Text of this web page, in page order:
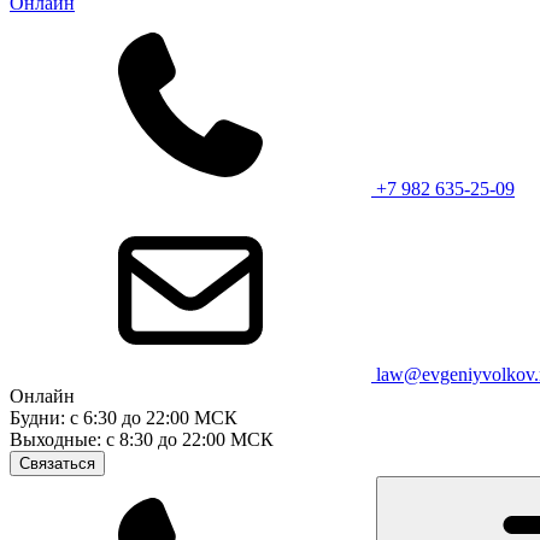
+7 982 635-25-09
Онлайн
Будни: с 6:30 до 22:00 МСК
Выходные: с 8:30 до 22:00 МСК
Связаться